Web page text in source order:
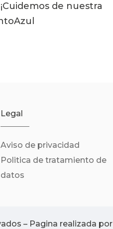
de nuestra
Legal
Aviso de privacidad
Politica de tratamiento de
datos
– Pagina realizada por